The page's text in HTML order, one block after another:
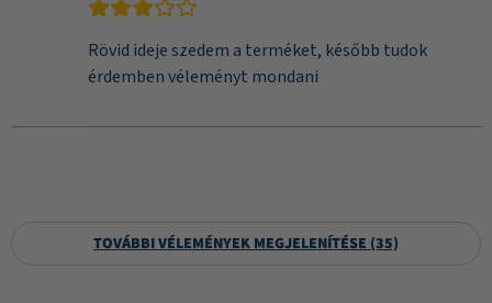
Rövid ideje szedem a terméket, később tudok
érdemben véleményt mondani
TOVÁBBI VÉLEMÉNYEK MEGJELENÍTÉSE (35)